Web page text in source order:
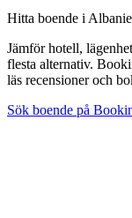
Hitta boende i
Jämför hotell,
flesta alternativ.
läs recensioner och
Sök boende på